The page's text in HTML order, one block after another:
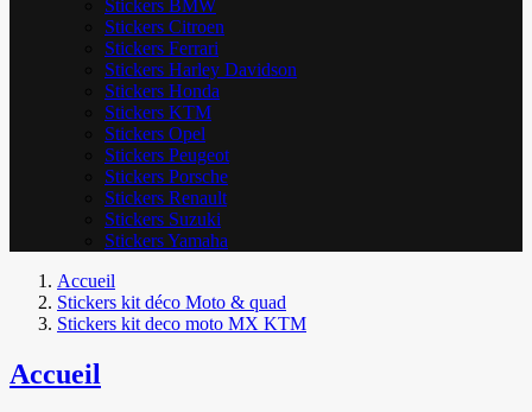
Stickers BMW
Stickers Citroen
Stickers Ferrari
Stickers Harley Davidson
Stickers Honda
Stickers KTM
Stickers Opel
Stickers Peugeot
Stickers Porsche
Stickers Renault
Stickers Suzuki
Stickers Yamaha
Accueil
Stickers kit déco Moto & quad
Stickers kit deco moto MX KTM
Accueil